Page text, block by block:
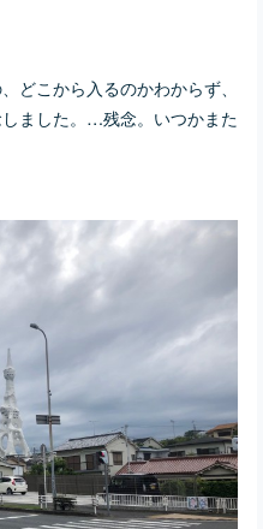
どこから入るのかわからず、
ました。…残念。いつかまた